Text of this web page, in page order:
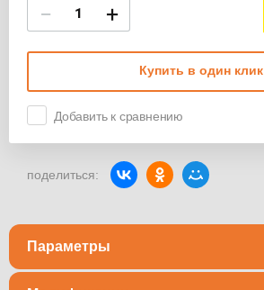
− +
Купить в один клик
Добавить к сравнению
поделиться:
Параметры